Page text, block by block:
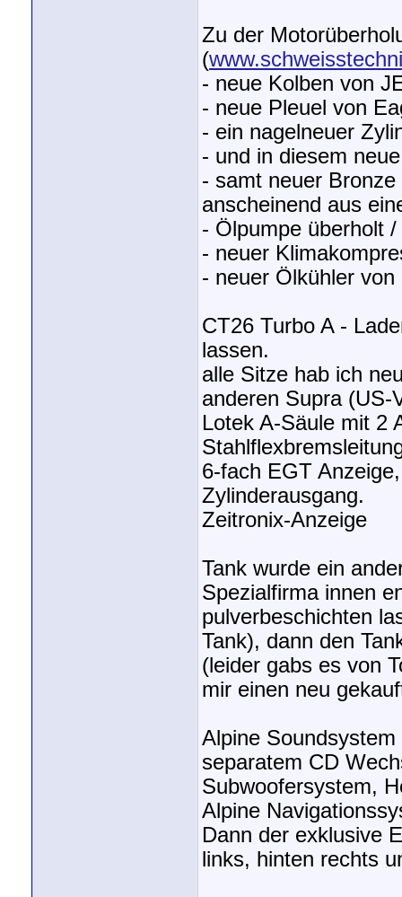
Zu der
(
- neue Kolben von
- neue Pleuel von
- ein nagelneuer
- und in diesem
- samt neuer
anscheinend aus
- Ölpumpe überholt
- neuer
- neuer Ölkühler von
CT26 Turbo A -
lassen.
alle Sitze hab ich
anderen Supra (US-
Lotek A-Säule mit 2
6-fach EGT
Zylinderausgang.
Zeitronix-Anzeige
Tank wurde ein
Spezialfirma innen
pulverbeschichten
Tank), dann den
(leider gabs es von
mir einen neu
Alpine
separatem CD
Subwoofersystem,
Alpine
Dann der exklusive
links, hinten rechts